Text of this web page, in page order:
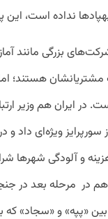
پهپادها نداده است،
بزرگی مانند
مشتریانشان هستند؛
در ایران هم وزیر
سورپرایز ویژه‌ای داد
و آلودگی شهرها
مرحله‌ بعد در
«پپه» و «سجاد» که